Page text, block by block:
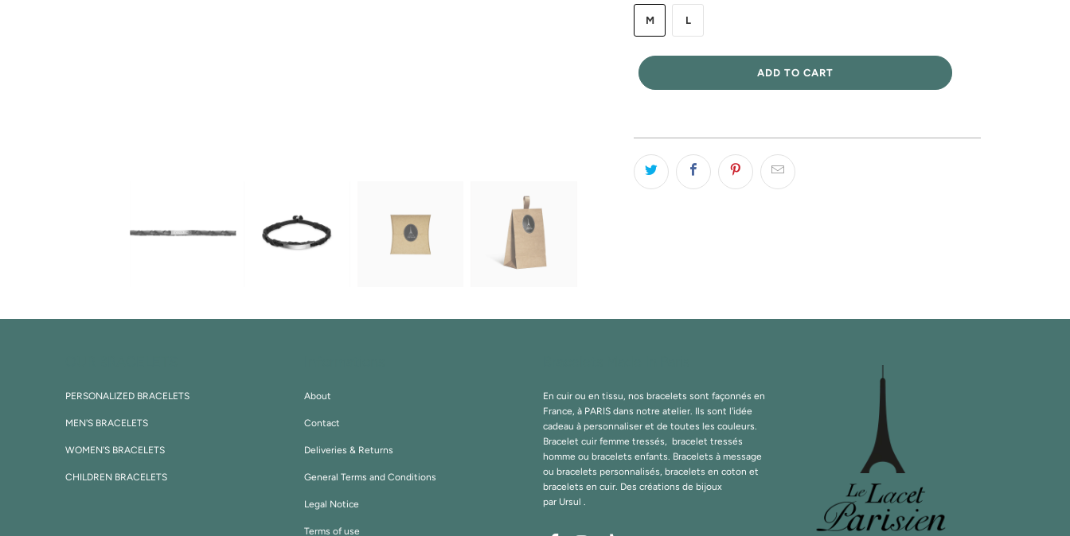
M L
ADD TO CART
PERSONALIZED BRACELETS
MEN'S BRACELETS
WOMEN'S BRACELETS
CHILDREN BRACELETS
About
Contact
Deliveries & Returns
General Terms and Conditions
Legal Notice
Terms of use
En cuir ou en tissu, nos bracelets sont façonnés en
France, à PARIS dans notre atelier. Ils sont l'idée
cadeau à personnaliser et de toutes les couleurs.
Bracelet cuir femme tressés, bracelet tressés
homme ou bracelets enfants. Bracelets à message
ou bracelets personnalisés, bracelets en coton et
bracelets en cuir. Des créations de bijoux
par Ursul .